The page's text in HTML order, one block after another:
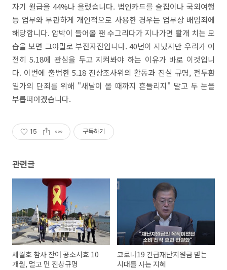
자기 월급을 44%나 올렸습니다. 법인카드를 술집이나 국외여행
등 업무와 무관하게 개인적으로 사용한 경우는 업무상 배임죄에
해당합니다. 압박이 들어올 땐 수그리다가 지나가면 활개 치는 모
습을 보면 그야말로 부전자전입니다. 40년이 지났지만 우리가 여
전히 5.18에 관심을 두고 지켜봐야 하는 이유가 바로 이것입니
다. 이번에 출범한 5.18 진상조사위의 활동과 진실 규명, 전두환
일가의 단죄를 위해 "새날이 올 때까지 흔들리지" 말고 두 눈을
부릅떠야겠습니다.
15 구독하기
관련글
세월호 참사 잔여 공소시효 10
개월, 멀고 먼 진상규명
코로나19 긴급재난지원금 받는
시대를 사는 지혜